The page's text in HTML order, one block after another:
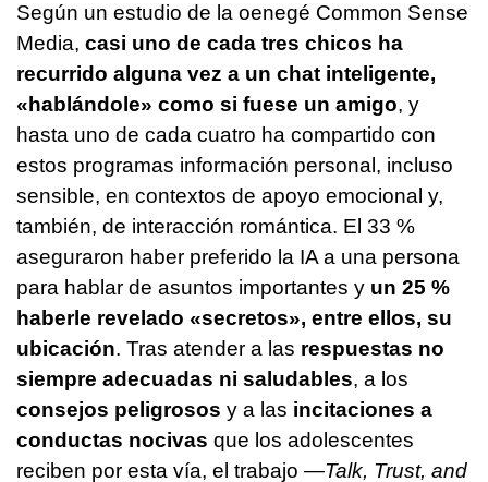
Según un estudio de la oenegé Common Sense
Media, casi uno de cada tres chicos ha
recurrido alguna vez a un chat inteligente,
«hablándole» como si fuese un amigo, y
hasta uno de cada cuatro ha compartido con
estos programas información personal, incluso
sensible, en contextos de apoyo emocional y,
también, de interacción romántica. El 33 %
aseguraron haber preferido la IA a una persona
para hablar de asuntos importantes y un 25 %
haberle revelado «secretos», entre ellos, su
ubicación. Tras atender a las respuestas no
siempre adecuadas ni saludables, a los
consejos peligrosos y a las incitaciones a
conductas nocivas que los adolescentes
reciben por esta vía, el trabajo —Talk, Trust, and